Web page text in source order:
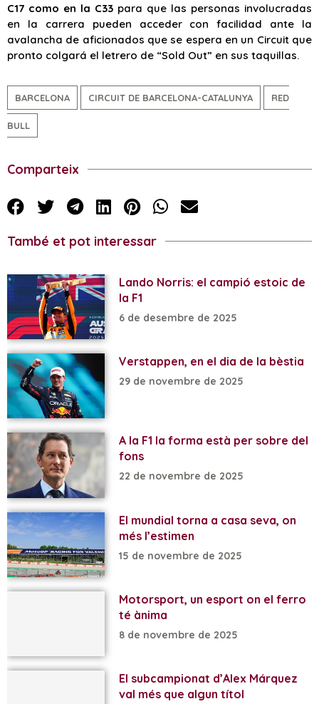
C17 como en la C33 para que las personas involucradas
en la carrera pueden acceder con facilidad ante la
avalancha de aficionados que se espera en un Circuit que
pronto colgará el letrero de “Sold Out” en sus taquillas.
BARCELONA CIRCUIT DE BARCELONA-CATALUNYA RED
BULL
Comparteix
També et pot interessar
Lando Norris: el campió estoic de
la F1
6 de desembre de 2025
Verstappen, en el dia de la bèstia
29 de novembre de 2025
A la F1 la forma està per sobre del
fons
22 de novembre de 2025
El mundial torna a casa seva, on
més l’estimen
15 de novembre de 2025
Motorsport, un esport on el ferro
té ànima
8 de novembre de 2025
El subcampionat d’Alex Márquez
val més que algun títol